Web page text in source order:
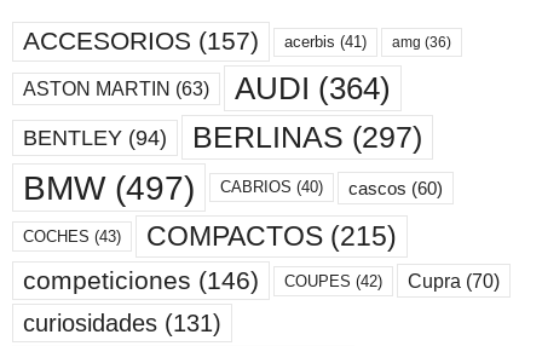
ACCESORIOS (157) acerbis (41) amg (36)
ASTON MARTIN (63) AUDI (364)
BENTLEY (94) BERLINAS (297)
BMW(497) CABRIOS (40) cascos (60)
COCHES (43) COMPACTOS (215)
competiciones (146) COUPES (42) Cupra (70)
curiosidades (131)